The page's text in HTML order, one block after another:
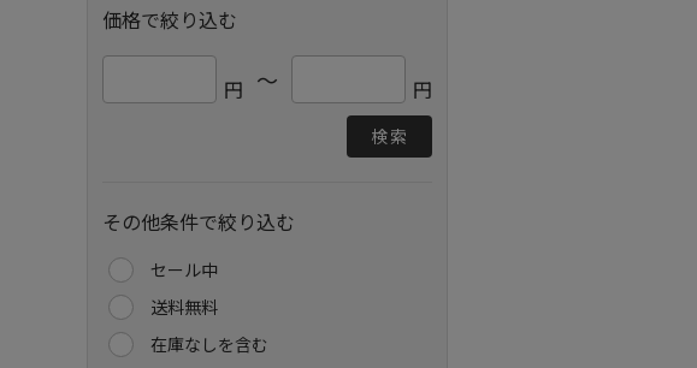
価格で絞り込む
円 ～ 円
検索
その他条件で絞り込む
セール中
送料無料
在庫なしを含む